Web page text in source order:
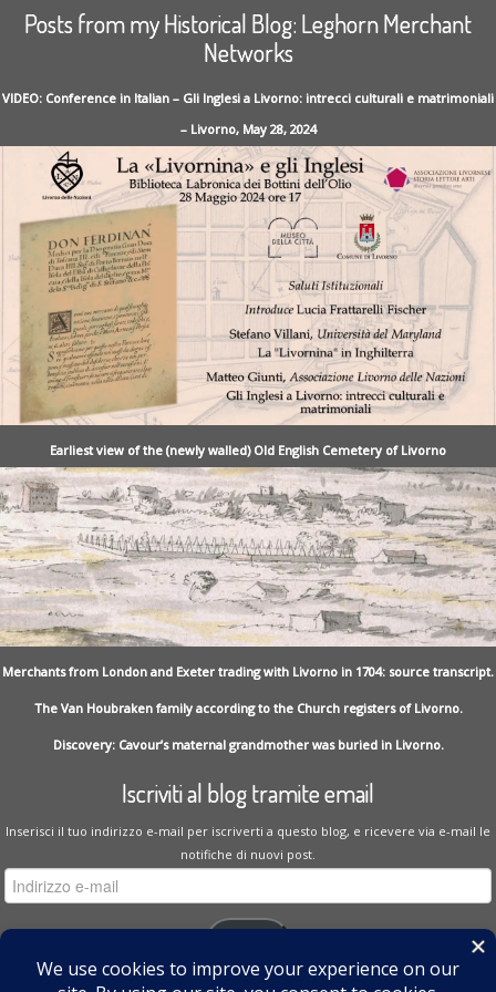
Posts from my Historical Blog: Leghorn Merchant
Networks
VIDEO: Conference in Italian – Gli Inglesi a Livorno: intrecci culturali e matrimoniali
– Livorno, May 28, 2024
Earliest view of the (newly walled) Old English Cemetery of Livorno
Merchants from London and Exeter trading with Livorno in 1704: source transcript.
The Van Houbraken family according to the Church registers of Livorno.
Discovery: Cavour’s maternal grandmother was buried in Livorno.
Iscriviti al blog tramite email
Inserisci il tuo indirizzo e-mail per iscriverti a questo blog, e ricevere via e-mail le
notifiche di nuovi post.
Indirizzo
e-
mail